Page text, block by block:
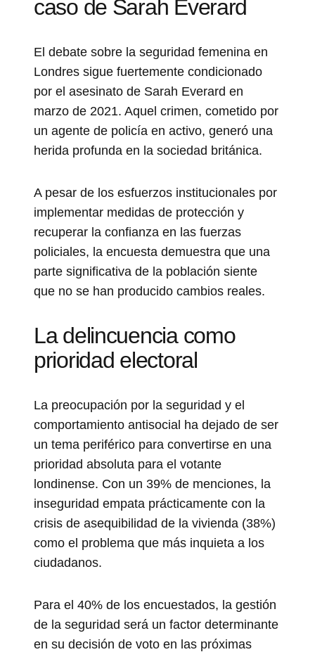
caso de Sarah Everard
El debate sobre la seguridad femenina en
Londres sigue fuertemente condicionado
por el asesinato de Sarah Everard en
marzo de 2021. Aquel crimen, cometido por
un agente de policía en activo, generó una
herida profunda en la sociedad británica.
A pesar de los esfuerzos institucionales por
implementar medidas de protección y
recuperar la confianza en las fuerzas
policiales, la encuesta demuestra que una
parte significativa de la población siente
que no se han producido cambios reales.
La delincuencia como
prioridad electoral
La preocupación por la seguridad y el
comportamiento antisocial ha dejado de ser
un tema periférico para convertirse en una
prioridad absoluta para el votante
londinense. Con un 39% de menciones, la
inseguridad empata prácticamente con la
crisis de asequibilidad de la vivienda (38%)
como el problema que más inquieta a los
ciudadanos.
Para el 40% de los encuestados, la gestión
de la seguridad será un factor determinante
en su decisión de voto en las próximas